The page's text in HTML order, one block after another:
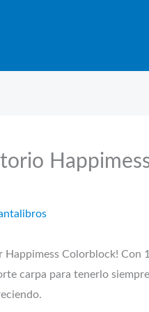
Happimess Colorblock!
carpa para tenerlo